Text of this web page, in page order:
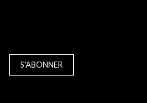
S'ABONNER